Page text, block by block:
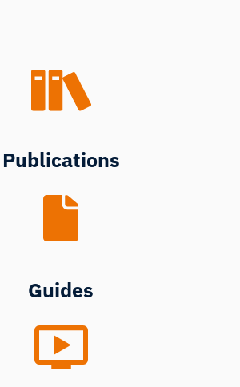
Publications
Guides